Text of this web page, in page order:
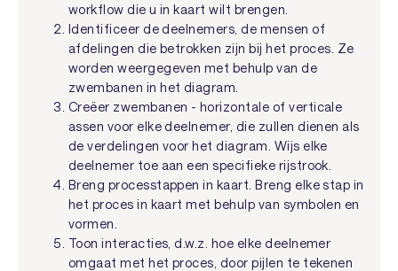
workflow die u in kaart wilt brengen.
Identificeer de deelnemers, de mensen of
afdelingen die betrokken zijn bij het proces. Ze
worden weergegeven met behulp van de
zwembanen in het diagram.
Creëer zwembanen - horizontale of verticale
assen voor elke deelnemer, die zullen dienen als
de verdelingen voor het diagram. Wijs elke
deelnemer toe aan een specifieke rijstrook.
Breng processtappen in kaart. Breng elke stap in
het proces in kaart met behulp van symbolen en
vormen.
Toon interacties, d.w.z. hoe elke deelnemer
omgaat met het proces, door pijlen te tekenen